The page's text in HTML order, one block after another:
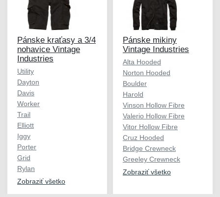
Pánske kraťasy a 3/4
nohavice Vintage
Industries
Utility
Dayton
Davis
Worker
Trail
Elliott
Iggy
Porter
Grid
Rylan
Zobraziť všetko
Pánske mikiny
Vintage Industries
Alta Hooded
Norton Hooded
Boulder
Harold
Vinson Hollow Fibre
Valerio Hollow Fibre
Vitor Hollow Fibre
Cruz Hooded
Bridge Crewneck
Greeley Crewneck
Zobraziť všetko